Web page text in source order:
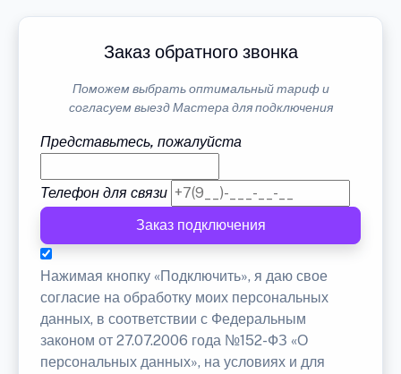
Заказ обратного звонка
Поможем выбрать оптимальный тариф и
согласуем выезд Мастера для подключения
Представьтесь, пожалуйста
Телефон для связи
Заказ подключения
Нажимая кнопку «Подключить», я даю свое
согласие на обработку моих персональных
данных, в соответствии с Федеральным
законом от 27.07.2006 года №152-ФЗ «О
персональных данных», на условиях и для